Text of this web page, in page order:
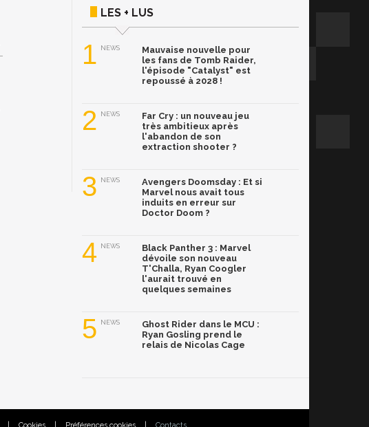
LES + LUS
1 NEWS
Mauvaise nouvelle pour
les fans de Tomb Raider,
l'épisode "Catalyst" est
repoussé à 2028 !
2 NEWS
Far Cry : un nouveau jeu
très ambitieux après
l'abandon de son
extraction shooter ?
3 NEWS
Avengers Doomsday : Et si
Marvel nous avait tous
induits en erreur sur
Doctor Doom ?
4 NEWS
Black Panther 3 : Marvel
dévoile son nouveau
T'Challa, Ryan Coogler
l'aurait trouvé en
quelques semaines
5 NEWS
Ghost Rider dans le MCU :
Ryan Gosling prend le
relais de Nicolas Cage